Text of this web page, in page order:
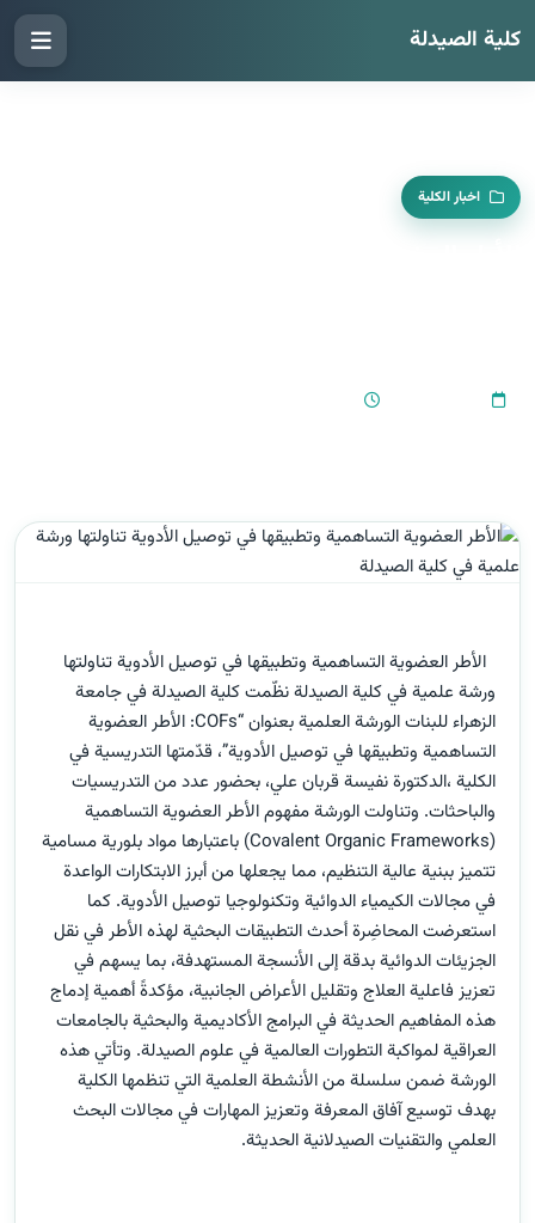
كلية الصيدلة
اخبار الكلية
الأطر العضوية التساهمية وتطبيقها في توصيل الأدوية تناولتها
ورشة علمية في كلية الصيدلة نظّمت كلية الصيدلة في جامعة
الزهراء للبنات الورشة العلمية بعنوان “COFs: الأطر العضوية
التساهمية وتطبيقها في توصيل الأدوية”، قدّمتها التدريسية في
الكلية ،الدكتورة نفيسة قربان علي، بحضور عدد من التدريسيات
والباحثات. وتناولت الورشة مفهوم الأطر العضوية التساهمية
(Covalent Organic Frameworks) باعتبارها مواد بلورية مسامية
تتميز ببنية عالية التنظيم، مما يجعلها من أبرز الابتكارات الواعدة
في مجالات الكيمياء الدوائية وتكنولوجيا توصيل الأدوية. كما
استعرضت المحاضِرة أحدث التطبيقات البحثية لهذه الأطر في نقل
الجزيئات الدوائية بدقة إلى الأنسجة المستهدفة، بما يسهم في
تعزيز فاعلية العلاج وتقليل الأعراض الجانبية، مؤكدةً أهمية إدماج
هذه المفاهيم الحديثة في البرامج الأكاديمية والبحثية بالجامعات
العراقية لمواكبة التطورات العالمية في علوم الصيدلة. وتأتي هذه
الورشة ضمن سلسلة من الأنشطة العلمية التي تنظمها الكلية
بهدف توسيع آفاق المعرفة وتعزيز المهارات في مجالات البحث
العلمي والتقنيات الصيدلانية الحديثة.